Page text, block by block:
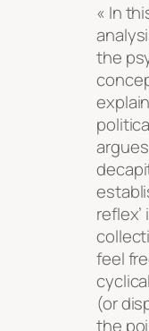
« In
the
feel
(or
the